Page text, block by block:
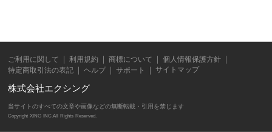
ご利用に関して 利用規約 商標について
個人情報保護方針
特定商取引法の表記
ヘルプ サポート サイトマップ
株式会社エクシング
当サイトのすべての文章や画像などの無断転載・引用を禁じます
Copyright XING INC.All Rights Reserved.